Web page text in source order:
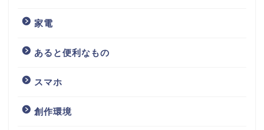
家電
あると便利なもの
スマホ
創作環境